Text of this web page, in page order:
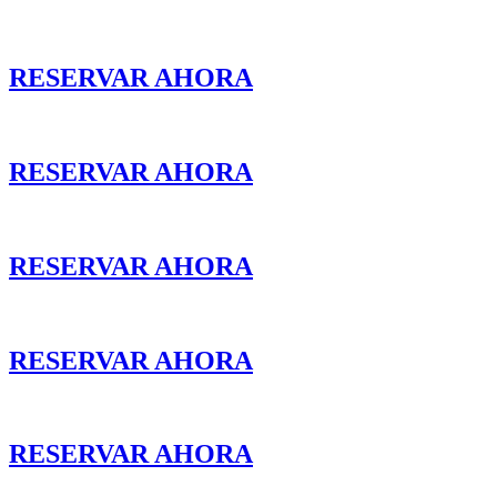
RESERVAR AHORA
RESERVAR AHORA
RESERVAR AHORA
RESERVAR AHORA
RESERVAR AHORA